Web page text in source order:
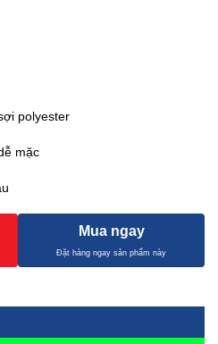
polyester
mặc
Mua ngay